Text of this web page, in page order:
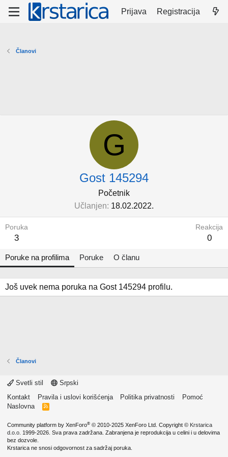
Prijava Registracija
Članovi
G
Gost 145294
Početnik
Učlanjen 18.02.2022.
Poruka
3
Reakcija
0
Poruke na profilima Poruke O članu
Još uvek nema poruka na Gost 145294 profilu.
Članovi
Svetli stil
Srpski
Kontakt
Pravila i uslovi korišćenja Politika privatnosti
Pomoć
Naslovna
R
Community platform by XenForo® © 2010-2025 XenForo Ltd. Copyright © Krstarica
d.o.o. 1999-2026. Sva prava zadržana. Zabranjena je reprodukcija u celini i u delovima
bez dozvole.
Krstarica ne snosi odgovornost za sadržaj poruka.